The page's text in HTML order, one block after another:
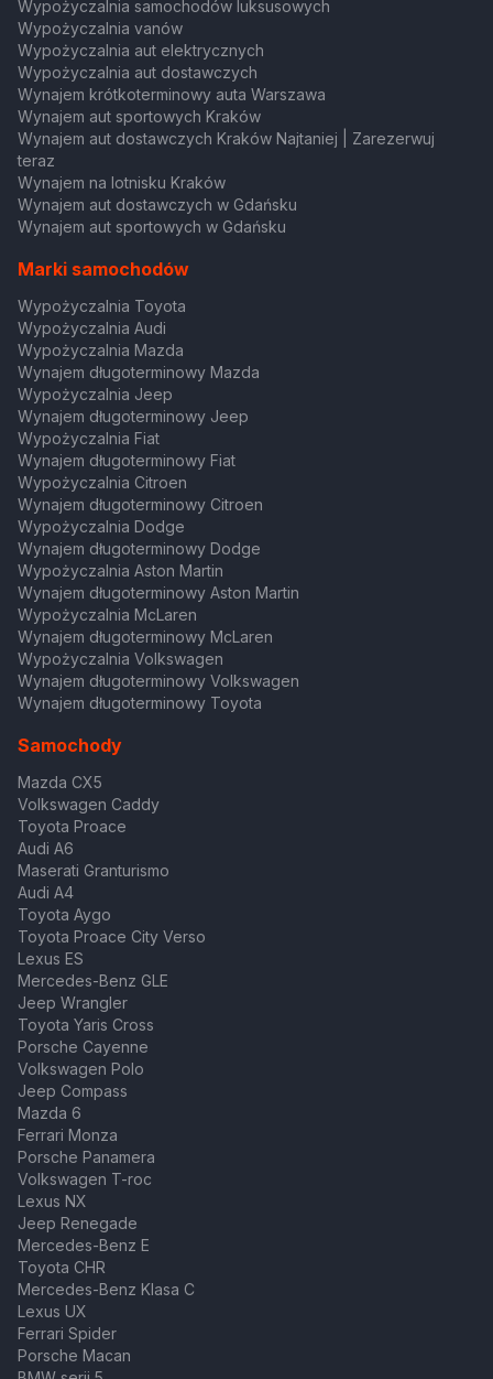
Wypożyczalnia samochodów luksusowych
Wypożyczalnia vanów
Wypożyczalnia aut elektrycznych
Wypożyczalnia aut dostawczych
Wynajem krótkoterminowy auta Warszawa
Wynajem aut sportowych Kraków
Wynajem aut dostawczych Kraków Najtaniej | Zarezerwuj
teraz
Wynajem na lotnisku Kraków
Wynajem aut dostawczych w Gdańsku
Wynajem aut sportowych w Gdańsku
Marki samochodów
Wypożyczalnia Toyota
Wypożyczalnia Audi
Wypożyczalnia Mazda
Wynajem długoterminowy Mazda
Wypożyczalnia Jeep
Wynajem długoterminowy Jeep
Wypożyczalnia Fiat
Wynajem długoterminowy Fiat
Wypożyczalnia Citroen
Wynajem długoterminowy Citroen
Wypożyczalnia Dodge
Wynajem długoterminowy Dodge
Wypożyczalnia Aston Martin
Wynajem długoterminowy Aston Martin
Wypożyczalnia McLaren
Wynajem długoterminowy McLaren
Wypożyczalnia Volkswagen
Wynajem długoterminowy Volkswagen
Wynajem długoterminowy Toyota
Samochody
Mazda CX5
Volkswagen Caddy
Toyota Proace
Audi A6
Maserati Granturismo
Audi A4
Toyota Aygo
Toyota Proace City Verso
Lexus ES
Mercedes-Benz GLE
Jeep Wrangler
Toyota Yaris Cross
Porsche Cayenne
Volkswagen Polo
Jeep Compass
Mazda 6
Ferrari Monza
Porsche Panamera
Volkswagen T-roc
Lexus NX
Jeep Renegade
Mercedes-Benz E
Toyota CHR
Mercedes-Benz Klasa C
Lexus UX
Ferrari Spider
Porsche Macan